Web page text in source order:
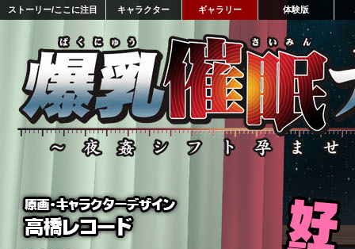
ストーリー/ここに注目 キャラクター ギャラリー 体験版